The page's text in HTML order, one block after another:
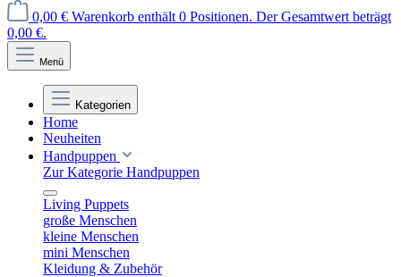
0,00 € Warenkorb enthält 0 Positionen. Der Gesamtwert beträgt
0,00 €.
Menü
Kategorien
Home
Neuheiten
Handpuppen
Zur Kategorie Handpuppen
Living Puppets
große Menschen
kleine Menschen
mini Menschen
Kleidung & Zubehör